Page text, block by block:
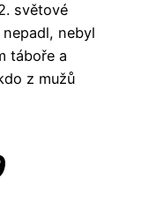
světové
nebyl
táboře a
z mužů